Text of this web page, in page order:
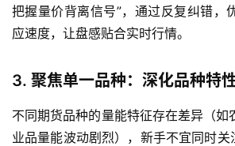
把握量价背离信号”，通过反复纠错，
应速度，让盘感贴合实时行情。
3. 聚焦单一品种：深化品种特
不同期货品种的量能特征存在差异（如
业品量能波动剧烈），新手不宜同时